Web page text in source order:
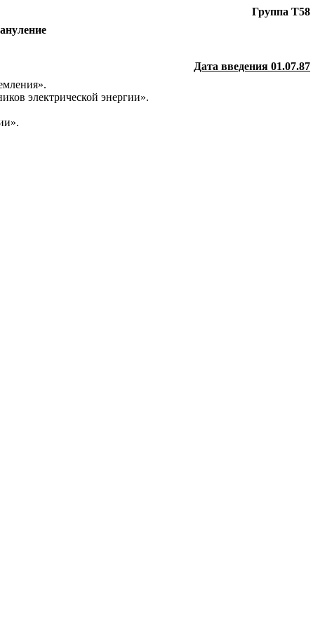
Группа T58
Дата введения 01.07.87
электрической энергии».